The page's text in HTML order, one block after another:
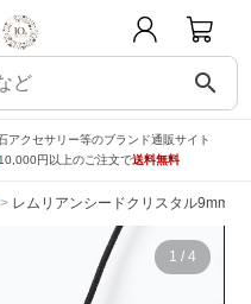
search
アクセサリー等のブランド通販サイト
10,000円以上のご注文で送料無料
レムリアンシードクリスタル9mm ス
1 / 4